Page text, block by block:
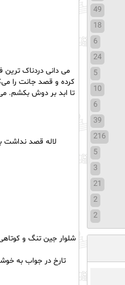
می دانی دردناک
کرده و قصد جانت را
تا ابد بر دوش بکشم.
لاله قصد نداشت
شلوار جین تنگ و
تارخ در جواب به
49
18
6
24
5
10
6
39
216
5
3
21
2
2